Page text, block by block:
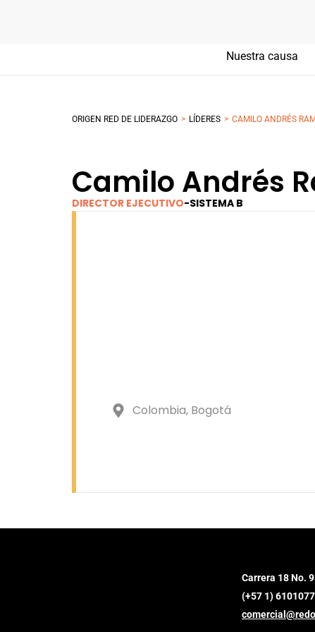
Nuestra causa
ORIGEN RED DE LIDERAZGO > LÍDERES > CAMILO ANDRÉS
Camilo Andrés
DIRECTOR EJECUTIVO-SISTEMA B
Colombia, Bogotá
Carrera 18 No.
(+57 1)